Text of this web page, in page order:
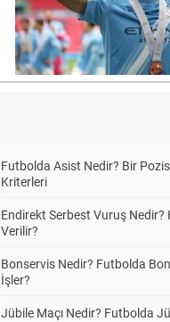
Futbolda Asist Nedir? Bir
Kriterleri
Endirekt Serbest Vuruş
Verilir?
Bonservis Nedir? Futbolda
İşler?
Jübile Maçı Nedir? Futbolda